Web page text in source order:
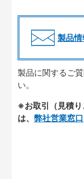
製品
製品に関するご
い。
※お取引（見積り
は、 弊社営業窓口